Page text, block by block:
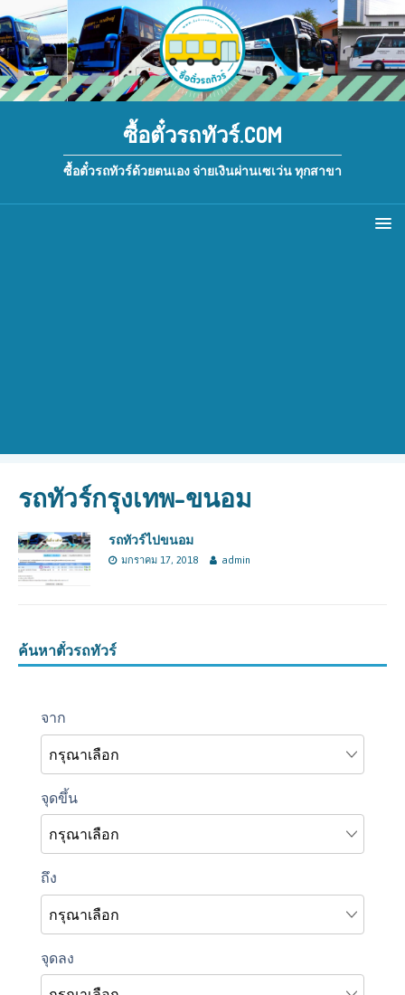
ซื้อตั๋วรถทัวร์.COM
ซื้อตั๋วรถทัวร์ด้วยตนเอง จ่ายเงินผ่านเซเว่น ทุกสาขา
รถทัวร์กรุงเทพ-ขนอม
รถทัวร์ไปขนอม
มกราคม 17, 2018 admin
ค้นหาตั๋วรถทัวร์